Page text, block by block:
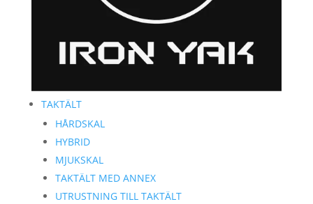
TAKTÄLT
HÅRDSKAL
HYBRID
MJUKSKAL
TAKTÄLT MED ANNEX
UTRUSTNING TILL TAKTÄLT